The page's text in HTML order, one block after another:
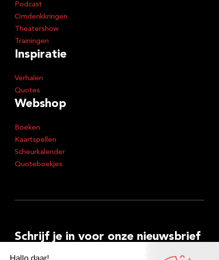
Podcast
Omdenkkringen
Theatershow
Trainingen
Inspiratie
Verhalen
Quotes
Webshop
Boeken
Kaartspellen
Scheurkalender
Quoteboekjes
Schrijf je in voor onze nieuwsbrief